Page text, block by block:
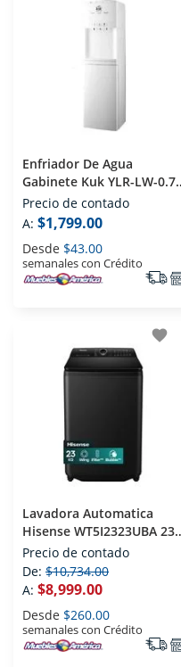
Enfriador De Agua
Gabinete Kuk YLR-LW-0.7-
5-83LA Blanco
Precio de contado
A: $1,799.00
Desde $43.00
semanales con Crédito
favorite
Lavadora Automatica
Hisense WT5I2323UBA 23
Kg
Precio de contado
De: $10,734.00
A: $8,999.00
Desde $260.00
semanales con Crédito